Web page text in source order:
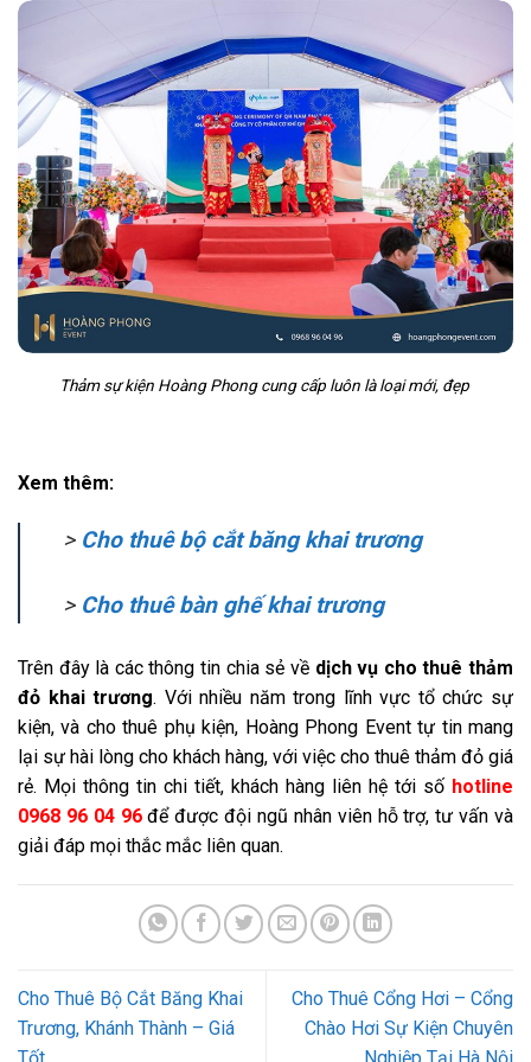
Thảm sự kiện Hoàng Phong cung cấp luôn là loại mới, đẹp
Xem thêm:
> Cho thuê bộ cắt băng khai trương
> Cho thuê bàn ghế khai trương
Trên đây là các thông tin chia sẻ về dịch vụ cho thuê thảm
đỏ khai trương. Với nhiều năm trong lĩnh vực tổ chức sự
kiện, và cho thuê phụ kiện, Hoàng Phong Event tự tin mang
lại sự hài lòng cho khách hàng, với việc cho thuê thảm đỏ giá
rẻ. Mọi thông tin chi tiết, khách hàng liên hệ tới số hotline
0968 96 04 96để được đội ngũ nhân viên hỗ trợ, tư vấn và
giải đáp mọi thắc mắc liên quan.
Cho Thuê Bộ Cắt Băng Khai
Trương, Khánh Thành – Giá
Cho Thuê Cổng Hơi – Cổng
Chào Hơi Sự Kiện Chuyên